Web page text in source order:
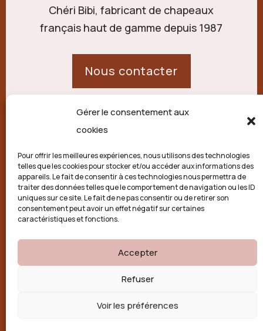
Gérer le consentement aux
cookies
Pour offrir les meilleures expériences, nous utilisons des technologies
telles que les cookies pour stocker et/ou accéder aux informations des
appareils. Le fait de consentir à ces technologies nous permettra de
traiter des données telles que le comportement de navigation ou les ID
uniques sur ce site. Le fait de ne pas consentir ou de retirer son
consentement peut avoir un effet négatif sur certaines
caractéristiques et fonctions.
Accepter
Refuser
Voir les préférences
Chéri Bibi, fabricant de chapeaux
français haut de gamme depuis 1987
Nous contacter
21 route de Palisse,
Politique de confidentialité
Conditions générales